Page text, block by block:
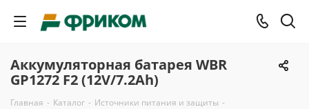
Аккумуляторная батарея WBR
GP1272 F2 (12V/7.2Ah)
Главная - Каталог - Источники питания и защиты -